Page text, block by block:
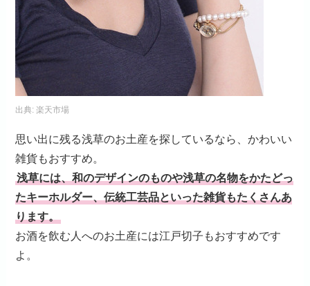
出典:楽天市場
思い出に残る浅草のお土産を探しているなら、かわいい
雑貨もおすすめ。
浅草には、和のデザインのものや浅草の名物をかたどっ
たキーホルダー、伝統工芸品といった雑貨もたくさんあ
ります。
お酒を飲む人へのお土産には江戸切子もおすすめです
よ。